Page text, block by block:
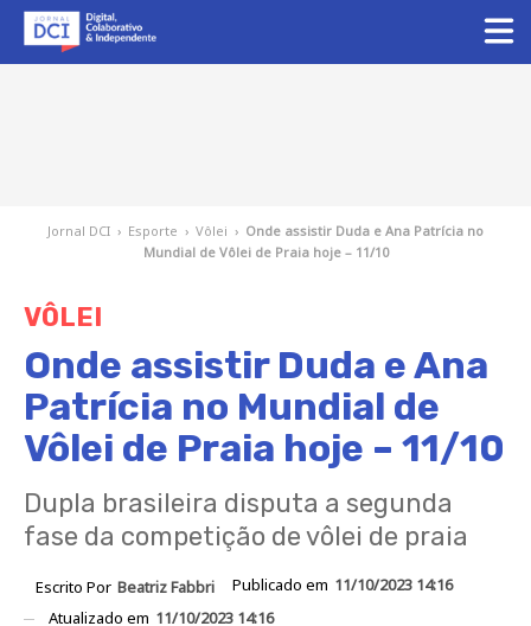
Jornal DCI › Esporte › Vôlei › Onde assistir Duda e Ana Patrícia no
Mundial de Vôlei de Praia hoje – 11/10
VÔLEI
Onde assistir Duda e Ana
Patrícia no Mundial de
Vôlei de Praia hoje – 11/10
Dupla brasileira disputa a segunda
fase da competição de vôlei de praia
Escrito Por Beatriz Fabbri Publicado em 11/10/2023 14:16
Atualizado em 11/10/2023 14:16